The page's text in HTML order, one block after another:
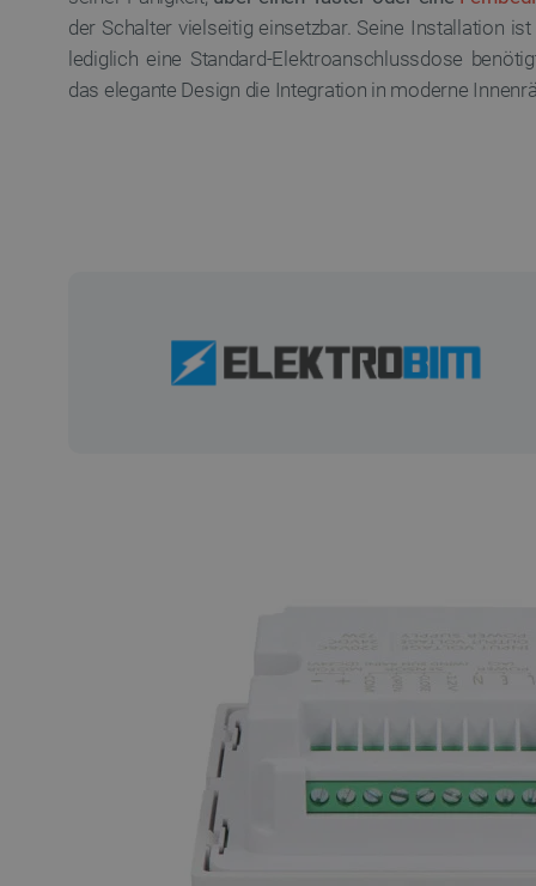
der Schalter vielseitig einsetzbar. Seine Installation
lediglich eine Standard-Elektroanschlussdose
das elegante Design die Integration in moderne